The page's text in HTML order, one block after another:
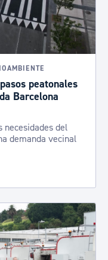
peatonales
Barcelona
necesidades del
demanda vecinal